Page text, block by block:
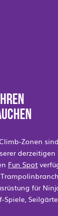
Zonen
derzeitigen
Fun Spot
für